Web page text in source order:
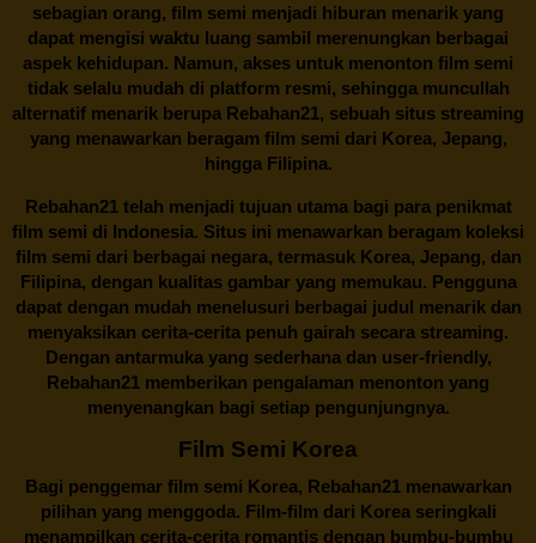
sebagian orang, film semi menjadi hiburan menarik yang
dapat mengisi waktu luang sambil merenungkan berbagai
aspek kehidupan. Namun, akses untuk menonton film semi
tidak selalu mudah di platform resmi, sehingga muncullah
alternatif menarik berupa Rebahan21, sebuah situs streaming
yang menawarkan beragam film semi dari Korea, Jepang,
hingga Filipina.
Rebahan21telah menjadi tujuan utama bagi para penikmat
film semi di Indonesia. Situs ini menawarkan beragam koleksi
film semi dari berbagai negara, termasuk Korea, Jepang, dan
Filipina, dengan kualitas gambar yang memukau. Pengguna
dapat dengan mudah menelusuri berbagai judul menarik dan
menyaksikan cerita-cerita penuh gairah secara streaming.
Dengan antarmuka yang sederhana dan user-friendly,
Rebahan21 memberikan pengalaman menonton yang
menyenangkan bagi setiap pengunjungnya.
Film Semi Korea
Bagi penggemar film semi Korea, Rebahan21menawarkan
pilihan yang menggoda. Film-film dari Korea seringkali
menampilkan cerita-cerita romantis dengan bumbu-bumbu